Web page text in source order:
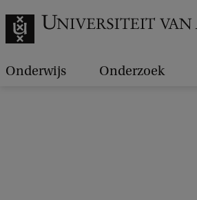
Onderwijs Onderzoek